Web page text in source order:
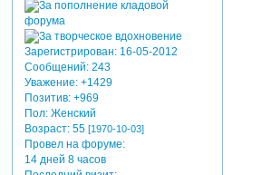
Зарегистрирован: 16-05-2012
Сообщений:243
Уважение: +1429
Позитив: +969
Пол:Женский
Возраст:55 [1970-10-03]
Провел на форуме:
14 дней 8 часов